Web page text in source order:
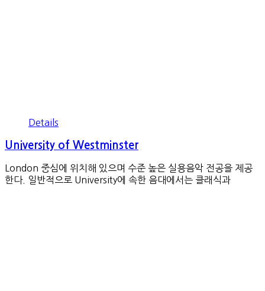
Details
University of Westminster
London 중심에 위치해 있으며 수준 높은 실용음악 전공을 제공
한다. 일반적으로 University에 속한 음대에서는 클래식과